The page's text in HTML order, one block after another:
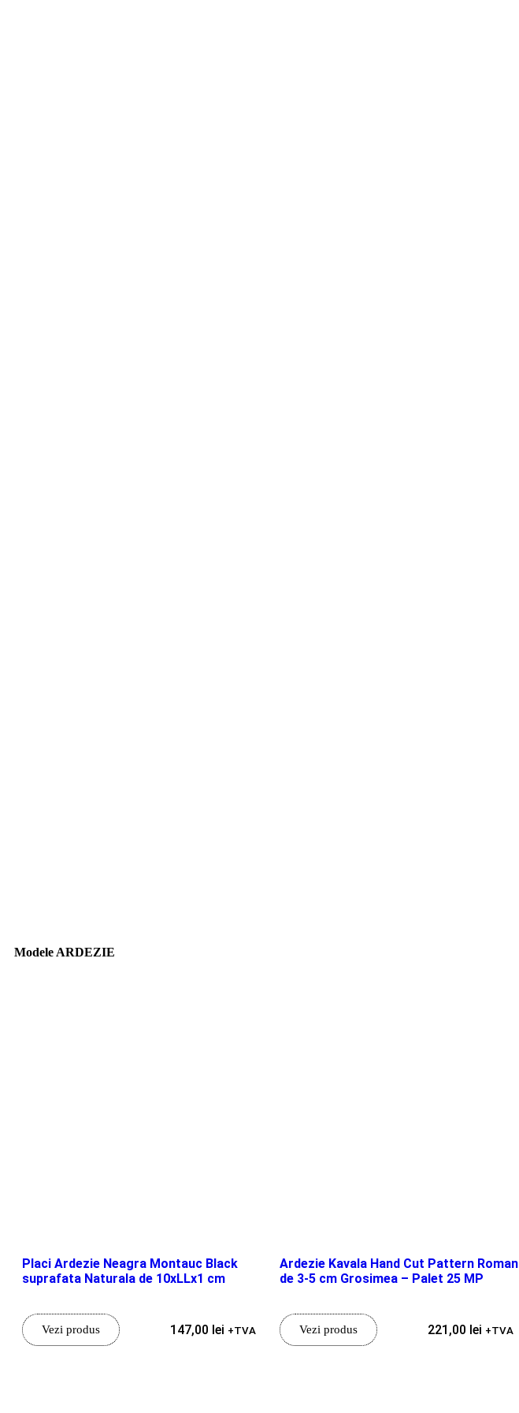
Modele ARDEZIE
Placi Ardezie Neagra Montauc Black
suprafata Naturala de 10xLLx1 cm
Vezi produs 147,00 lei +TVA
Ardezie Kavala Hand Cut Pattern Roman
de 3-5 cm Grosimea – Palet 25 MP
Vezi produs 221,00 lei +TVA